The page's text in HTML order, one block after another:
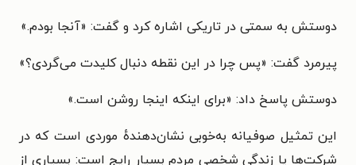
دوستش به سمتی در تاریکی اشاره کرد و گفت: «آنجا بودم.»
پیرمرد گفت: «پس چرا در این نقطه دنبال کلیدت می‌گردی؟»
دوستش پاسخ داد: «برای اینکه اینجا روشن است.»
این تمثیل صوفیانه به‌خوبی نشان‌دهندهٔ موردی است که در
شرکت‌ها یا زندگی شخصی مردم بسیار رایج است: بسیاری از